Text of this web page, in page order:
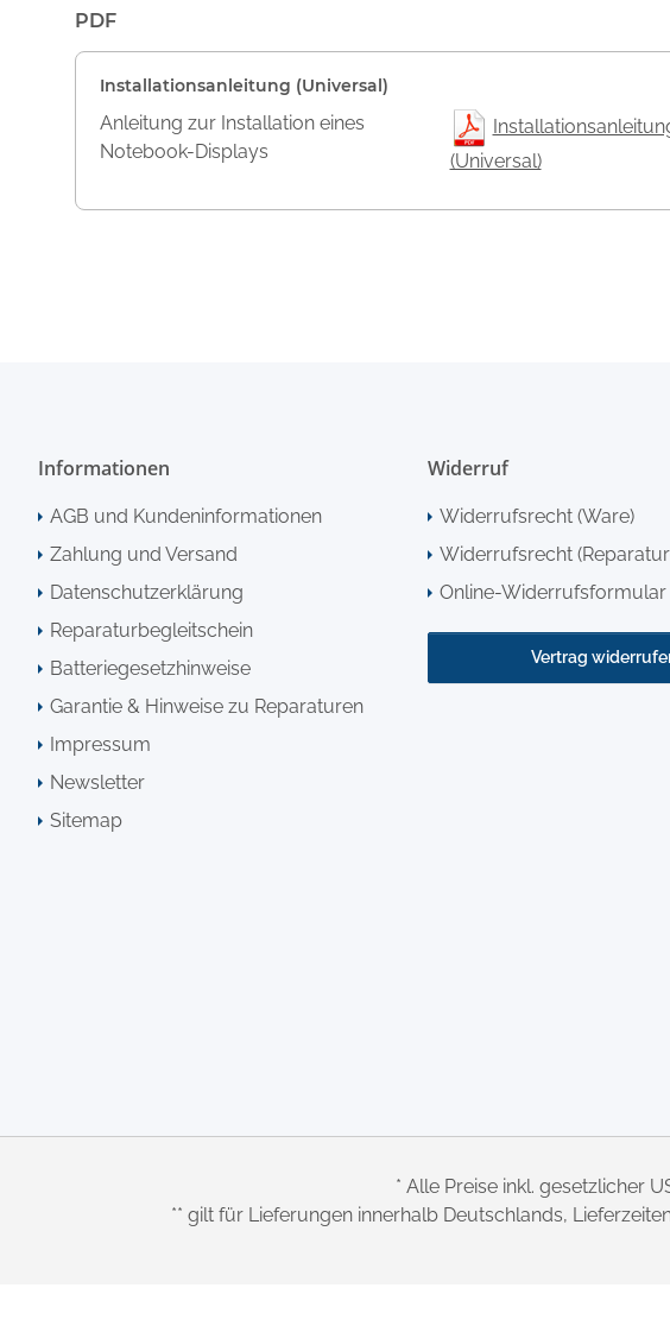
PDF
Installationsanleitung (Universal)
Anleitung zur Installation eines
Notebook-Displays
(Universal)
Informationen
AGB und Kundeninformationen
Zahlung und Versand
Datenschutzerklärung
Reparaturbegleitschein
Batteriegesetzhinweise
Garantie & Hinweise zu Reparaturen
Impressum
Newsletter
Sitemap
Widerruf
Widerrufsrecht (Ware)
Widerrufsrecht
Online-Widerrufsformular
Vertrag
* Alle Preise inkl. gesetzlicher
** gilt für Lieferungen innerhalb Deutschlands,